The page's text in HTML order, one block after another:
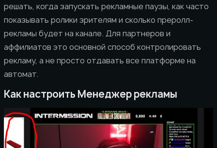
решать, когда запускать рекламные паузы, как часто
показывать ролики зрителям и сколько преролл-
рекламы будет на канале. Для партнеров и
аффилиатов это основной способ контролировать
рекламу, а не просто отдавать все платформе на
автомат.
Как настроить Менеджер рекламы